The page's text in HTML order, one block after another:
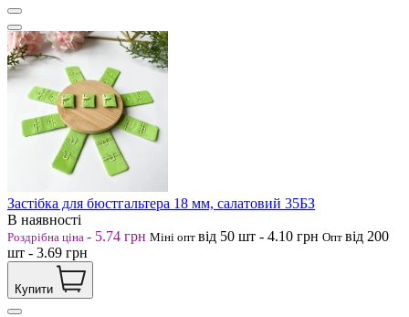
Застібка для бюстгальтера 18 мм, салатовий 35БЗ
В наявності
Роздрібна ціна - 5.74 грн Міні опт від 50 шт - 4.10 грн Опт від 200
шт - 3.69 грн
Купити